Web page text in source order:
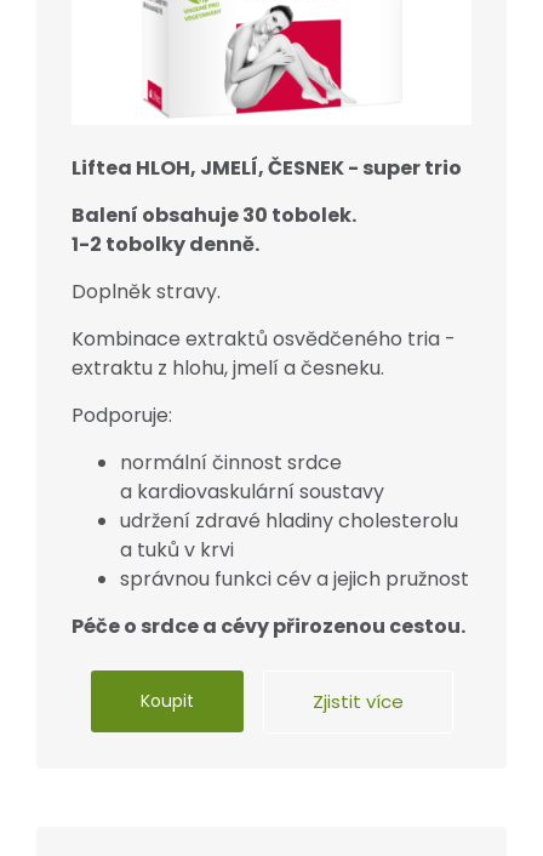
Liftea HLOH, JMELÍ, ČESNEK - super trio
Balení obsahuje 30 tobolek.
1-2 tobolky denně.
Doplněk stravy.
Kombinace extraktů osvědčeného tria -
extraktu z hlohu, jmelí a česneku.
Podporuje:
normální činnost srdce
a kardiovaskulární soustavy
udržení zdravé hladiny cholesterolu
a tuků v krvi
správnou funkci cév a jejich pružnost
Péče o srdce a cévy přirozenou cestou.
Koupit Zjistit více